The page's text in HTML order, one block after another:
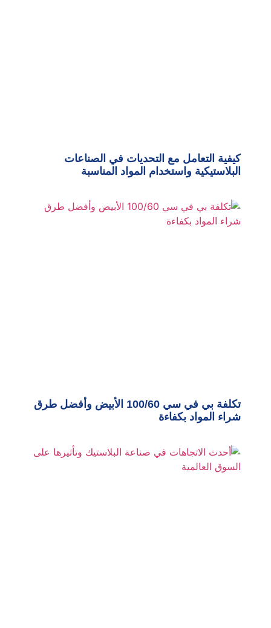
كيفية التعامل مع التحديات في الصناعات
البلاستيكية واستخدام المواد المناسبة
تكلفة بي في سي 100/60 الأبيض وأفضل طرق
شراء المواد بكفاءة